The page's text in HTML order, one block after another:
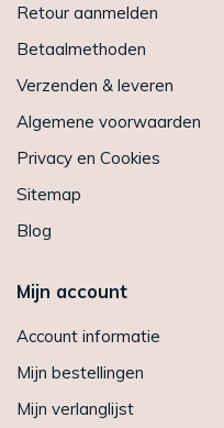
Retour aanmelden
Betaalmethoden
Verzenden & leveren
Algemene voorwaarden
Privacy en Cookies
Sitemap
Blog
Mijn account
Account informatie
Mijn bestellingen
Mijn verlanglijst